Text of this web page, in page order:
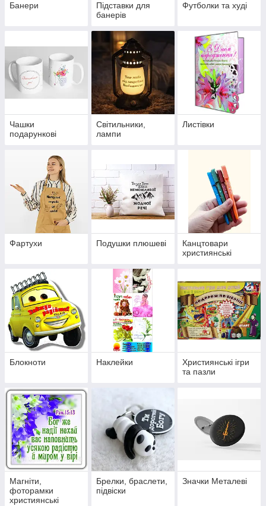
Банери
Підставки для
банерів
Футболки та худі
Чашки
подарункові
Світильники,
лампи
Листівки
Фартухи Подушки плюшеві
Канцтовари
християнські
Блокноти Наклейки
Християнські ігри
та пазли
Магніти,
фоторамки
християнські
Брелки, браслети,
підвіски
Значки Металеві